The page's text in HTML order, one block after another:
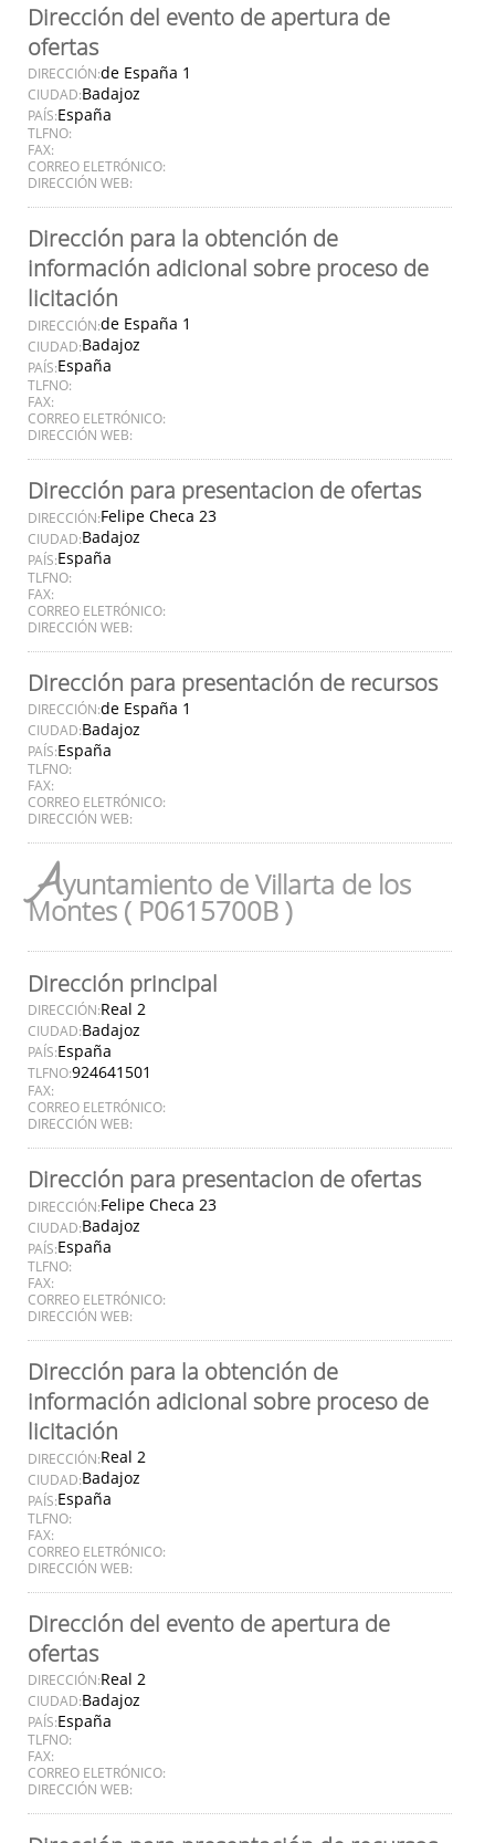
Dirección del evento de apertura de
ofertas
DIRECCIÓN:de España 1
CIUDAD:Badajoz
PAÍS:España
TLFNO:
FAX:
CORREO ELETRÓNICO:
DIRECCIÓN WEB:
Dirección para la obtención de
información adicional sobre proceso de
licitación
DIRECCIÓN:de España 1
CIUDAD:Badajoz
PAÍS:España
TLFNO:
FAX:
CORREO ELETRÓNICO:
DIRECCIÓN WEB:
Dirección para presentacion de ofertas
DIRECCIÓN:Felipe Checa 23
CIUDAD:Badajoz
PAÍS:España
TLFNO:
FAX:
CORREO ELETRÓNICO:
DIRECCIÓN WEB:
Dirección para presentación de recursos
DIRECCIÓN:de España 1
CIUDAD:Badajoz
PAÍS:España
TLFNO:
FAX:
CORREO ELETRÓNICO:
DIRECCIÓN WEB:
Ayuntamiento de Villarta de los
Montes ( P0615700B )
Dirección principal
DIRECCIÓN:Real 2
CIUDAD:Badajoz
PAÍS:España
TLFNO:924641501
FAX:
CORREO ELETRÓNICO:
DIRECCIÓN WEB:
Dirección para presentacion de ofertas
DIRECCIÓN:Felipe Checa 23
CIUDAD:Badajoz
PAÍS:España
TLFNO:
FAX:
CORREO ELETRÓNICO:
DIRECCIÓN WEB:
Dirección para la obtención de
información adicional sobre proceso de
licitación
DIRECCIÓN:Real 2
CIUDAD:Badajoz
PAÍS:España
TLFNO:
FAX:
CORREO ELETRÓNICO:
DIRECCIÓN WEB:
Dirección del evento de apertura de
ofertas
DIRECCIÓN:Real 2
CIUDAD:Badajoz
PAÍS:España
TLFNO:
FAX:
CORREO ELETRÓNICO:
DIRECCIÓN WEB: